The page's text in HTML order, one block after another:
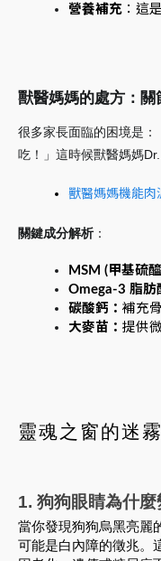
營養補充 ：這
獸醫媽媽的處方：關
很多家長面臨的困境是
吃！」這時候獸醫媽媽
獸醫媽媽機能肉
關鍵成分解析：
MSM (甲基硫
Omega-3 脂肪
碳酸鈣： 補充
大麥苗： 提供
靈魂之窗的迷
1. 狗狗眼睛為什麼
當你發現狗狗烏黑亮麗
可能是白內障的徵兆。